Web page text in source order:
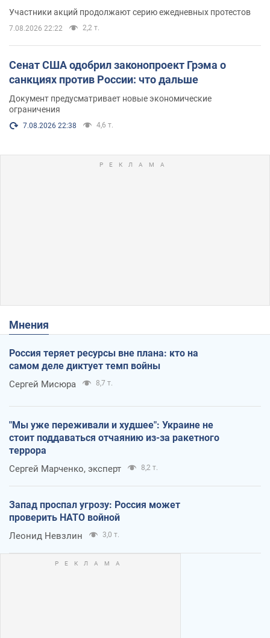
Участники акций продолжают серию ежедневных протестов
7.08.2026 22:22 2,2 т.
Сенат США одобрил законопроект Грэма о
санкциях против России: что дальше
Документ предусматривает новые экономические
ограничения
7.08.2026 22:38 4,6 т.
Мнения
Россия теряет ресурсы вне плана: кто на
самом деле диктует темп войны
Сергей Мисюра 8,7 т.
"Мы уже переживали и худшее": Украине не
стоит поддаваться отчаянию из-за ракетного
террора
Сергей Марченко, эксперт 8,2 т.
Запад проспал угрозу: Россия может
проверить НАТО войной
Леонид Невзлин 3,0 т.